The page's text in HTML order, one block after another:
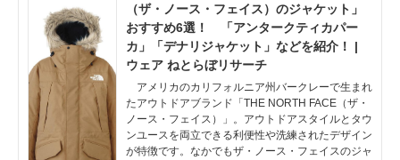
（ザ・ノース・フェイス）のジャケット」
おすすめ6選！ 「アンタークティカパー
カ」「デナリジャケット」などを紹介！ |
ウェア ねとらぼリサーチ
アメリカのカリフォルニア州バークレーで生まれ
たアウトドアブランド「THE NORTH FACE（ザ・
ノース・フェイス）」。アウトドアスタイルとタウ
ンユースを両立できる利便性や洗練されたデザイン
が特徴です。なかでもザ・ノース・フェイスのジャ